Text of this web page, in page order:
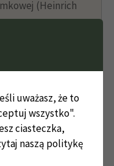
(Heinrich
49)
(CDS XXXII,
Paweł
RSL, nr 284)
uważasz, że to
wszystko".
ciasteczka,
naszą politykę